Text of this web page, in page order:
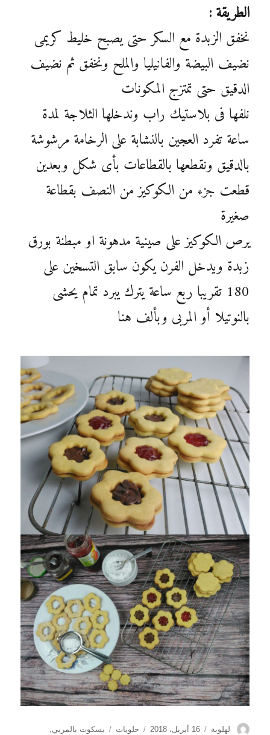
الطريقة :
نخفق الزبدة مع السكر حتى يصبح خليط كريمى
نضيف البيضة والفانيليا والملح ونخفق ثم نضيف
الدقيق حتى تمتزج المكونات
نلفها فى بلاستيك راب وندخلها الثلاجة لمدة
ساعة تفرد العجين بالنشابة على الرخامة مرشوشة
بالدقيق ونقطعها بالقطاعات بأى شكل وبعدين
قطعت جزء من الكوكيز من النصف بقطاعة
صغيرة
يرص الكوكيز على صينية مدهونة او مبطنة بورق
زبدة ويدخل الفرن يكون سابق التسخين على
180 تقريبا ربع ساعة يترك يبرد تمام يحشى
بالنوتيلا أو المربى وبألف هنا
الكاتب
لهلوبة
نُشرت
16 أبريل، 2018 التصنيفات
حلويات الوسوم
بسكوت بالمربي